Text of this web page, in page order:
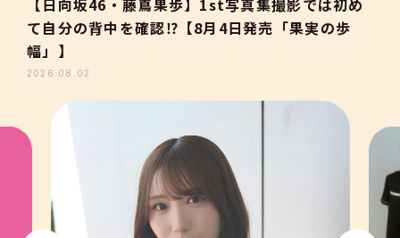
3
4
5
【日向坂46・藤嶌果歩】1st写真集撮影では初め
て自分の背中を確認⁉【8月4日発売「果実の歩
幅」】
2026.08.02